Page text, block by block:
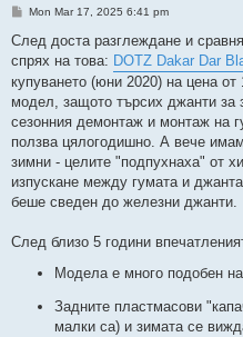
P
s
Mon Mar 17, 2025 6:41 pm
След доста разглеждане и
спрях на това: DOTZ Dakar Dar
купуването (юни 2020) на цена
модел, защото търсих джанти
сезонния демонтаж и монтаж на
ползва цялогодишно. А вече
зимни - целите "подпухнаха" от
изпускане между гумата и
беше сведен до железни джанти.
След близо 5 години
Модела е много подобен
Задните пластмасови
малки са) и зимата се